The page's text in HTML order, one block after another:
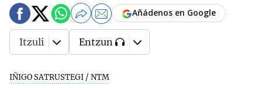
IÑIGO SATRUSTEGI / NTM
Añádenos en Google
Itzuli Entzun